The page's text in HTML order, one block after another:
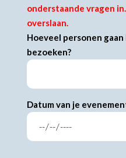
onderstaande vragen
overslaan.
Hoeveel personen
bezoeken?
Datum van je